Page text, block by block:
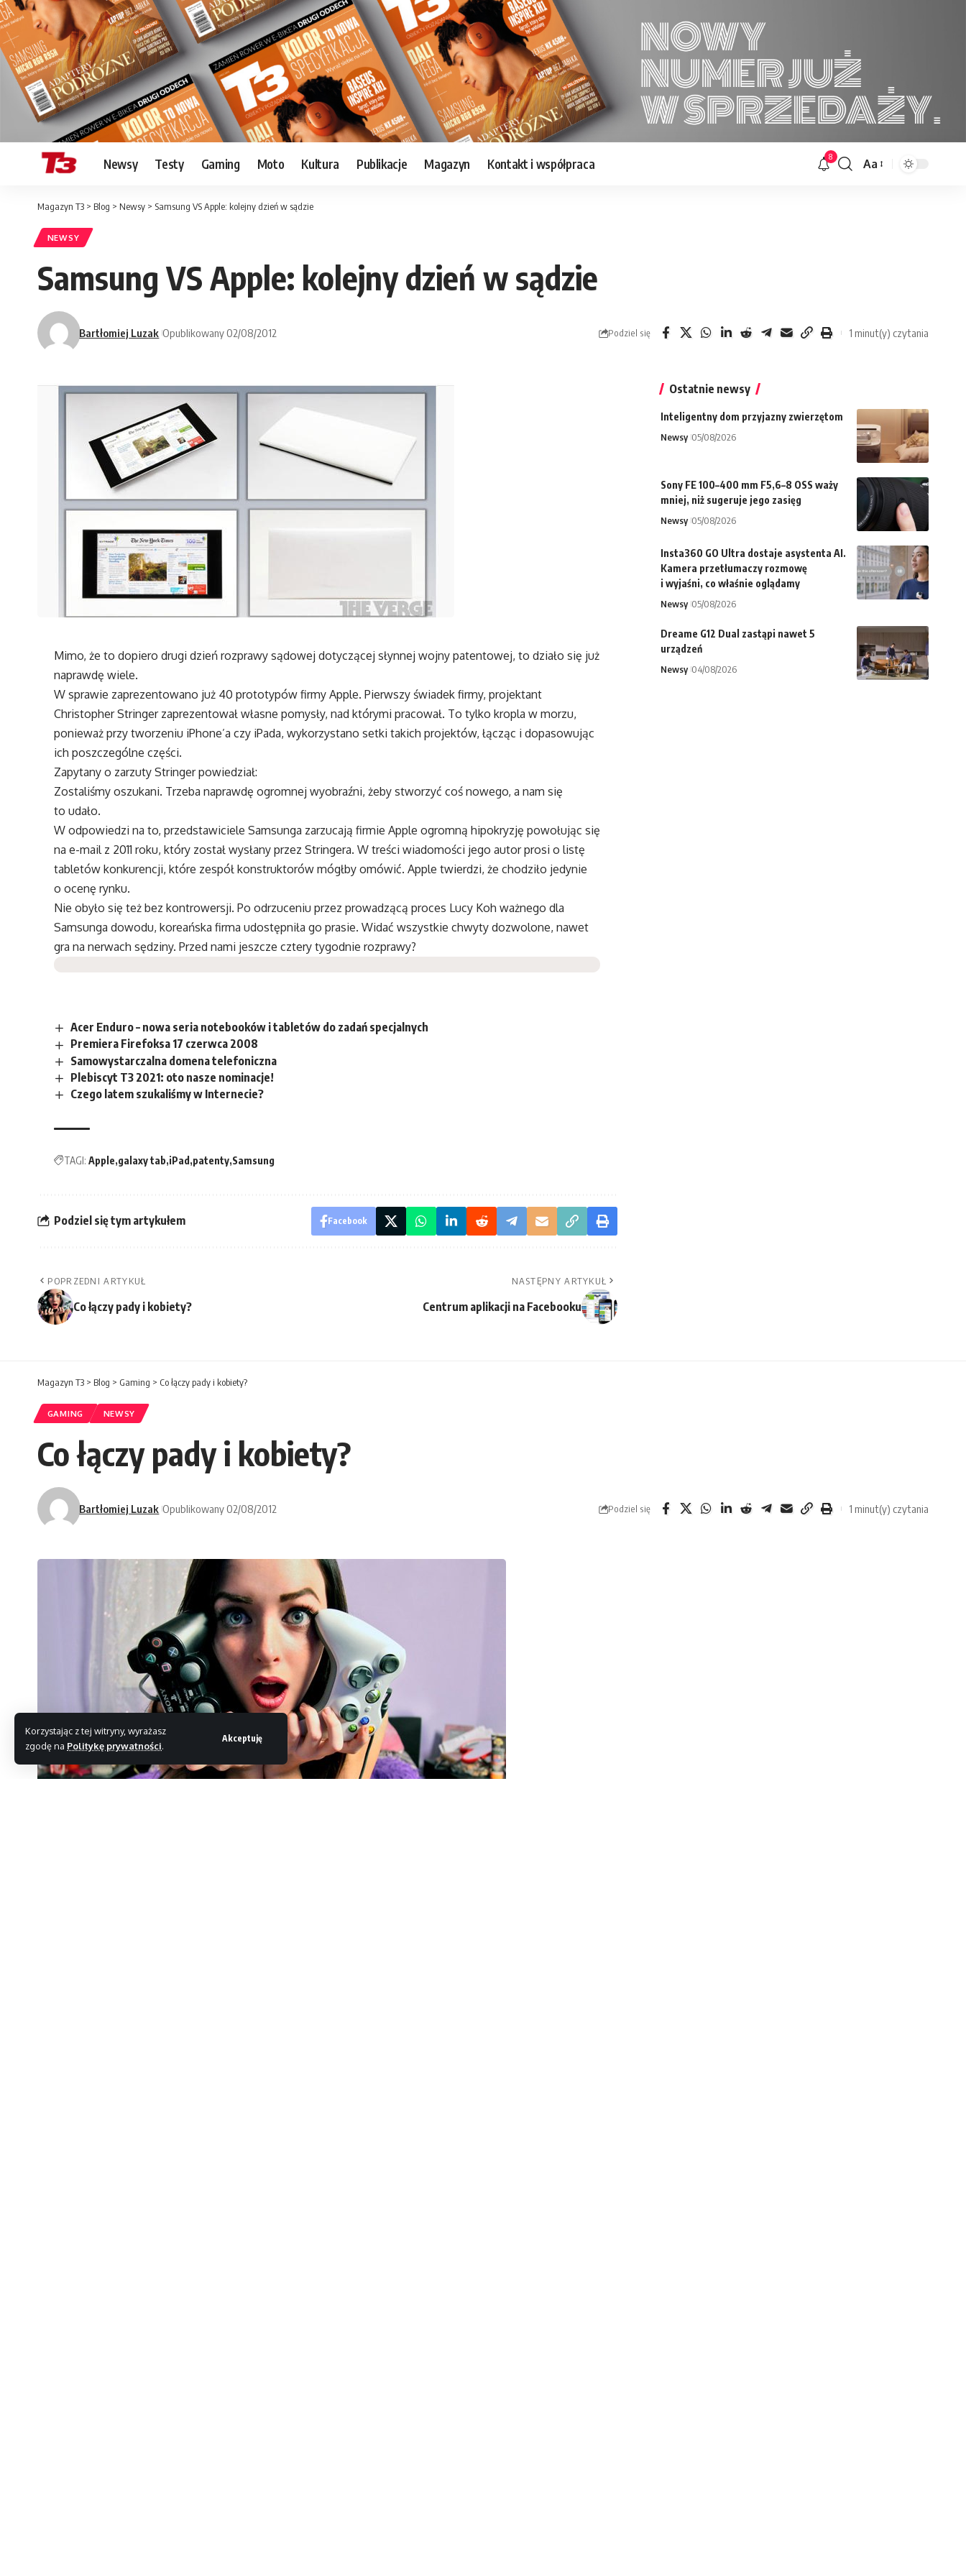
Korzystając z tej witryny, wyrażasz
zgodę na Politykę prywatności.
Akceptuję
Newsy Testy Gaming Moto Kultura Publikacje Magazyn Kontakt i współpraca 8
Font
Aa
Magazyn T3 > Blog > Newsy > Samsung VS Apple: kolejny dzień w sądzie
NEWSY
Samsung VS Apple: kolejny dzień w sądzie
Bartłomiej Luzak Opublikowany 02/08/2012 Podziel się 1 minut(y) czytania
Mimo, że to dopiero drugi dzień rozprawy sądowej dotyczącej słynnej wojny patentowej, to działo się już
naprawdę wiele.
W sprawie zaprezentowano już 40 prototypów firmy Apple. Pierwszy świadek firmy, projektant
Christopher Stringer zaprezentował własne pomysły, nad którymi pracował. To tylko kropla w morzu,
ponieważ przy tworzeniu iPhone’a czy iPada, wykorzystano setki takich projektów, łącząc i dopasowując
ich poszczególne części.
Zapytany o zarzuty Stringer powiedział:
Zostaliśmy oszukani. Trzeba naprawdę ogromnej wyobraźni, żeby stworzyć coś nowego, a nam się
to udało.
W odpowiedzi na to, przedstawiciele Samsunga zarzucają firmie Apple ogromną hipokryzję powołując się
na e-mail z 2011 roku, który został wysłany przez Stringera. W treści wiadomości jego autor prosi o listę
tabletów konkurencji, które zespół konstruktorów mógłby omówić. Apple twierdzi, że chodziło jedynie
o ocenę rynku.
Nie obyło się też bez kontrowersji. Po odrzuceniu przez prowadzącą proces Lucy Koh ważnego dla
Samsunga dowodu, koreańska firma udostępniła go prasie. Widać wszystkie chwyty dozwolone, nawet
gra na nerwach sędziny. Przed nami jeszcze cztery tygodnie rozprawy?
Acer Enduro – nowa seria notebooków i tabletów do zadań specjalnych
Premiera Firefoksa 17 czerwca 2008
Samowystarczalna domena telefoniczna
Plebiscyt T3 2021: oto nasze nominacje!
Czego latem szukaliśmy w Internecie?
TAGI: Apple galaxy tab iPad patenty Samsung
Podziel się tym artykułem Facebook
POPRZEDNI ARTYKUŁ
Co łączy pady i kobiety?
NASTĘPNY ARTYKUŁ
Centrum aplikacji na Facebooku
Ostatnie newsy
Inteligentny dom przyjazny zwierzętom
Newsy 05/08/2026
Sony FE 100–400 mm F5,6–8 OSS waży
mniej, niż sugeruje jego zasięg
Newsy 05/08/2026
Insta360 GO Ultra dostaje asystenta AI.
Kamera przetłumaczy rozmowę
i wyjaśni, co właśnie oglądamy
Newsy 05/08/2026
Dreame G12 Dual zastąpi nawet 5
urządzeń
Newsy 04/08/2026
Magazyn T3 > Blog > Gaming > Co łączy pady i kobiety?
GAMING NEWSY
Co łączy pady i kobiety?
Bartłomiej Luzak Opublikowany 02/08/2012 Podziel się 1 minut(y) czytania